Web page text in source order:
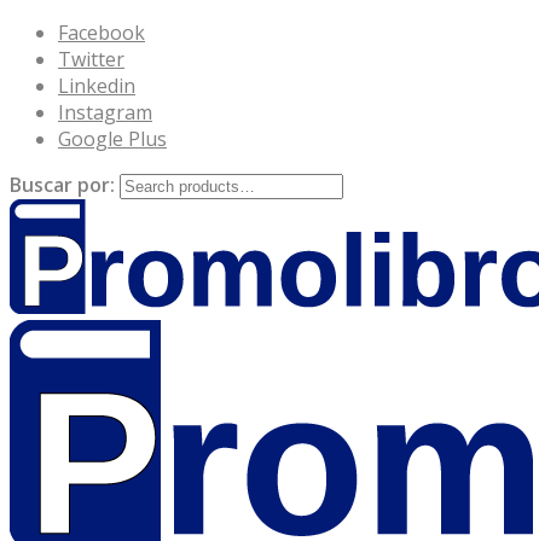
Facebook
Twitter
Linkedin
Instagram
Google Plus
Buscar por: